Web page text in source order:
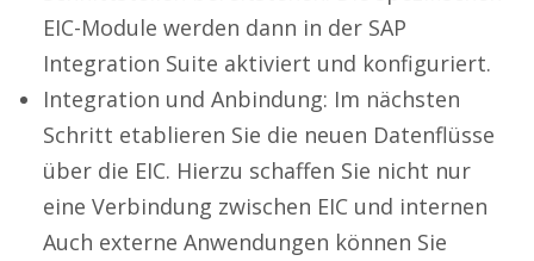
EIC-Module werden dann in der SAP
Integration Suite aktiviert und konfiguriert.
Integration und Anbindung: Im nächsten
Schritt etablieren Sie die neuen Datenflüsse
über die EIC. Hierzu schaffen Sie nicht nur
eine Verbindung zwischen EIC und internen
Auch externe Anwendungen können Sie